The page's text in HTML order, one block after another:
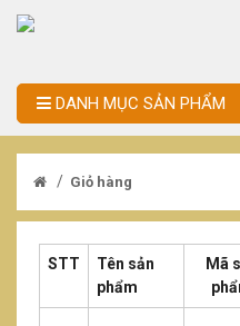
DANH MỤC SẢN PHẨM
/ Giỏ hàng
STT
Tên sản
phẩm
Mã